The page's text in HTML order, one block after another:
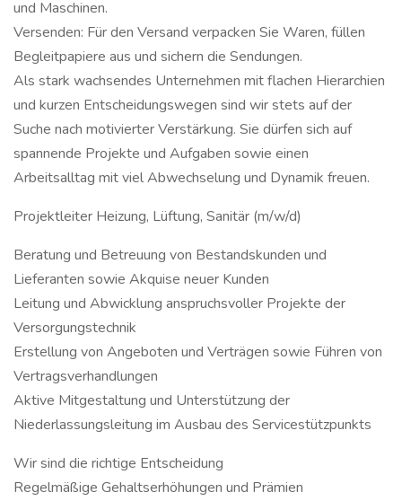
und Maschinen.
Versenden: Für den Versand verpacken Sie Waren, füllen
Begleitpapiere aus und sichern die Sendungen.
Als stark wachsendes Unternehmen mit flachen Hierarchien
und kurzen Entscheidungswegen sind wir stets auf der
Suche nach motivierter Verstärkung. Sie dürfen sich auf
spannende Projekte und Aufgaben sowie einen
Arbeitsalltag mit viel Abwechselung und Dynamik freuen.
Projektleiter Heizung, Lüftung, Sanitär (m/w/d)
Beratung und Betreuung von Bestandskunden und
Lieferanten sowie Akquise neuer Kunden
Leitung und Abwicklung anspruchsvoller Projekte der
Versorgungstechnik
Erstellung von Angeboten und Verträgen sowie Führen von
Vertragsverhandlungen
Aktive Mitgestaltung und Unterstützung der
Niederlassungsleitung im Ausbau des Servicestützpunkts
Wir sind die richtige Entscheidung
Regelmäßige Gehaltserhöhungen und Prämien